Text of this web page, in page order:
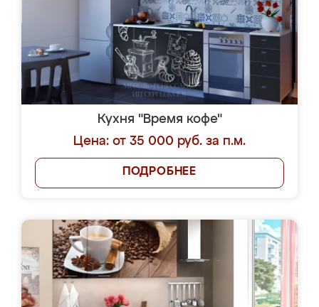
Кухня "Время кофе"
Цена: от 35 000 руб. за п.м.
ПОДРОБНЕЕ